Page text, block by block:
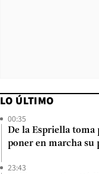
LO ÚLTIMO
00:35
De la Espriella toma
poner en marcha su
23:43